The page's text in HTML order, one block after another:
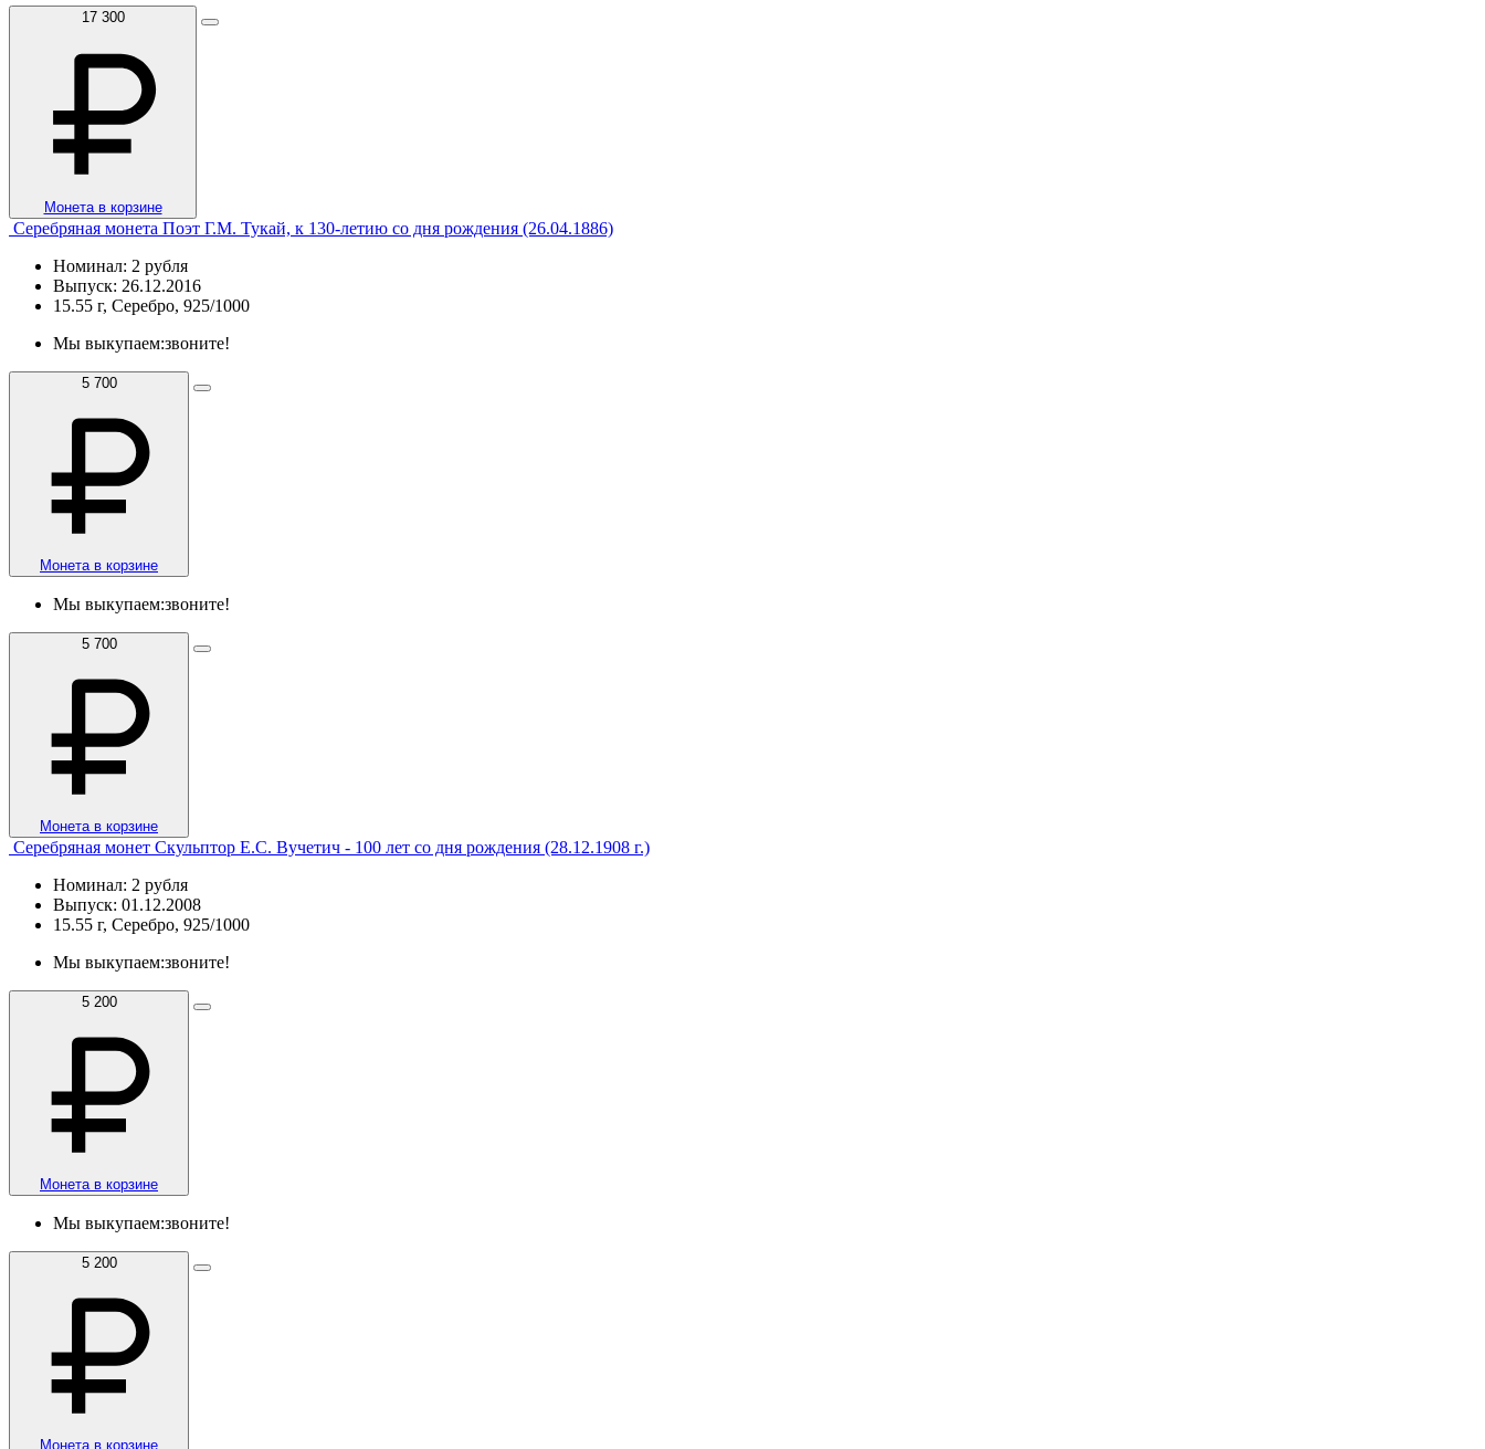
17 300
Монета в корзине
Серебряная монета Поэт Г.М. Тукай, к 130-летию со дня рождения (26.04.1886)
Номинал: 2 рубля
Выпуск: 26.12.2016
15.55 г, Серебро, 925/1000
Мы выкупаем:звоните!
5 700
Монета в корзине
Мы выкупаем:звоните!
5 700
Монета в корзине
Серебряная монет Скульптор Е.С. Вучетич - 100 лет со дня рождения (28.12.1908 г.)
Номинал: 2 рубля
Выпуск: 01.12.2008
15.55 г, Серебро, 925/1000
Мы выкупаем:звоните!
5 200
Монета в корзине
Мы выкупаем:звоните!
5 200
Монета в корзине